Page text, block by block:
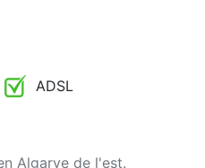
ADSL
Algarve de l'est.